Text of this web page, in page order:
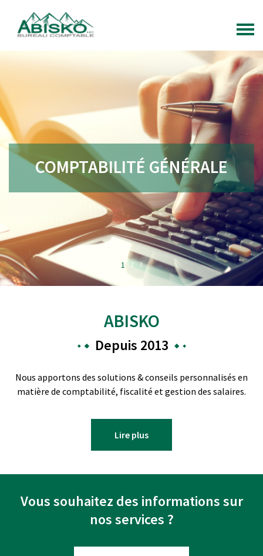
1 2 3
COMPTABILITÉ GÉNÉRALE
ABISKO
Depuis 2013
Nous apportons des solutions & conseils personnalisés en
matière de comptabilité, fiscalité et gestion des salaires.
Lire plus
Vous souhaitez des informations sur
nos services ?